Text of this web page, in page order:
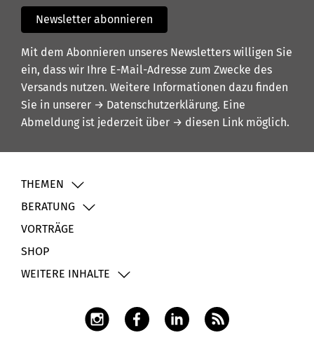
Newsletter abonnieren
Mit dem Abonnieren unseres Newsletters willigen Sie
ein, dass wir Ihre E-Mail-Adresse zum Zwecke des
Versands nutzen. Weitere Informationen dazu finden
Sie in unserer → Datenschutzerklärung. Eine
Abmeldung ist jederzeit über → diesen Link möglich.
THEMEN
BERATUNG
VORTRÄGE
SHOP
WEITERE INHALTE